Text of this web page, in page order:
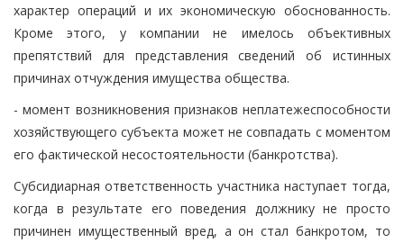
характер операций и их экономическую обоснованность.
Кроме этого, у компании не имелось объективных
препятствий для представления сведений об истинных
причинах отчуждения имущества общества.
- момент возникновения признаков неплатежеспособности
хозяйствующего субъекта может не совпадать с моментом
его фактической несостоятельности (банкротства).
Субсидиарная ответственность участника наступает тогда,
когда в результате его поведения должнику не просто
причинен имущественный вред, а он стал банкротом, то